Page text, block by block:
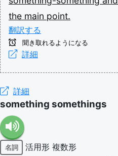
the main point.
翻訳する
聞き取れるようになる
詳細
詳細
something somethings
名詞 活用形 複数形